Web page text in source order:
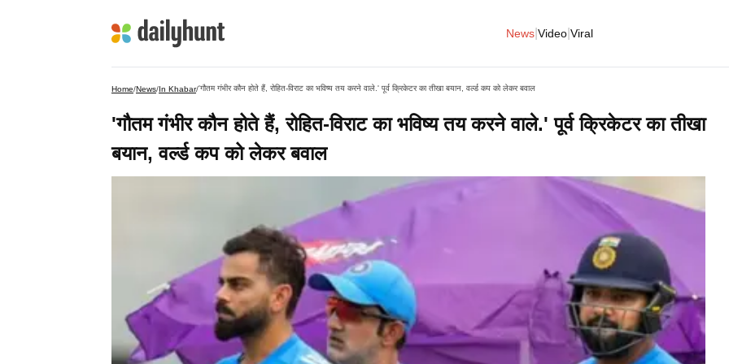
News Video Viral
Home/News/In Khabar/'गौतम गंभीर कौन होते हैं, रोहित-विराट का भविष्य तय करने वाले.' पूर्व क्रिकेटर का तीखा बयान, वर्ल्ड कप को लेकर बवाल
'गौतम गंभीर कौन होते हैं, रोहित-विराट का भविष्य तय करने वाले.' पूर्व क्रिकेटर का तीखा
बयान, वर्ल्ड कप को लेकर बवाल